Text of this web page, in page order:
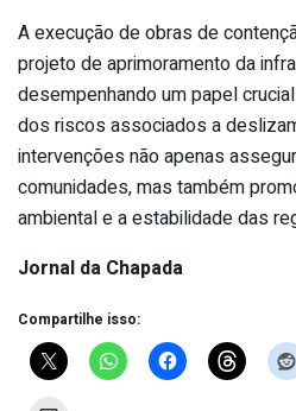
A execução de obras de
projeto de aprimoramento da
desempenhando um papel
dos riscos associados a
intervenções não apenas
comunidades, mas também
ambiental e a estabilidade das
Jornal da Chapada
Compartilhe isso: